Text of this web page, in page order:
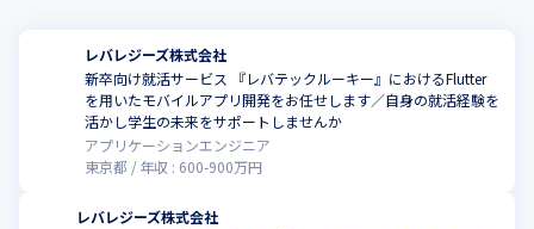
レバレジーズ株式会社
新卒向け就活サービス 『レバテックルーキー』におけるFlutter
を用いたモバイルアプリ開発をお任せします／自身の就活経験を
活かし学生の未来をサポートしませんか
アプリケーションエンジニア
東京都
年収 : 600-900万円
レバレジーズ株式会社